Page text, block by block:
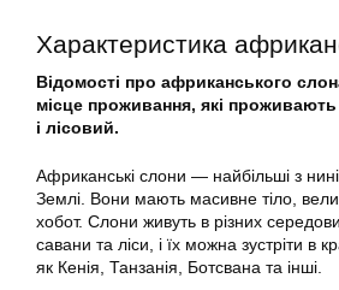
Характеристика
Відомості про африканського
місце проживання, які
і лісовий.
Африканські слони — найбільші з
Землі. Вони мають масивне тіло,
хобот. Слони живуть в різних
савани та ліси, і їх можна зустріти в
як Кенія, Танзанія, Ботсвана та інші.